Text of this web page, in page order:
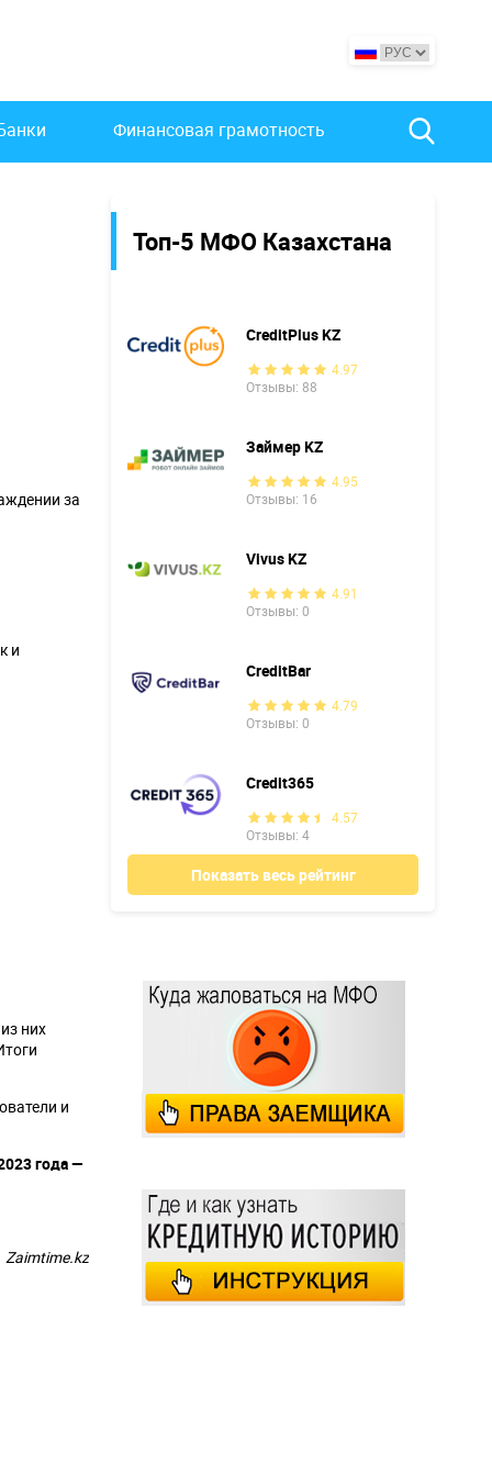
Финансовая грамотность
Топ-5 МФО Казахстана
CreditPlus KZ
4.97
Отзывы: 88
Займер KZ
4.95
Отзывы: 16
Vivus KZ
4.91
Отзывы: 0
CreditBar
4.79
Отзывы: 0
Credit365
4.57
Отзывы: 4
Показать весь рейтинг
за
и
них
и
года —
Zaimtime.kz